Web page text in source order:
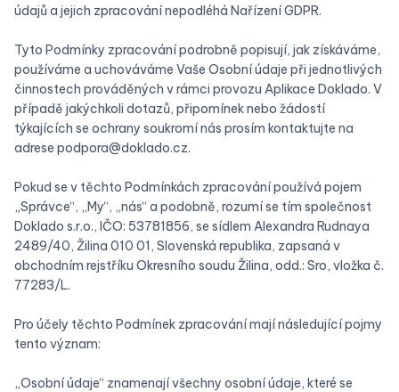
údajů a jejich zpracování nepodléhá Nařízení GDPR.
Tyto Podmínky zpracování podrobně popisují, jak získáváme,
používáme a uchováváme Vaše Osobní údaje při jednotlivých
činnostech prováděných v rámci provozu Aplikace Doklado. V
případě jakýchkoli dotazů, připomínek nebo žádostí
týkajících se ochrany soukromí nás prosím kontaktujte na
adrese podpora@doklado.cz.
Pokud se v těchto Podmínkách zpracování používá pojem
„Správce“, „My“, „nás“ a podobně, rozumí se tím společnost
Doklado s.r.o., IČO: 53781856, se sídlem Alexandra Rudnaya
2489/40, Žilina 010 01, Slovenská republika, zapsaná v
obchodním rejstříku Okresního soudu Žilina, odd.: Sro, vložka č.
77283/L.
Pro účely těchto Podmínek zpracování mají následující pojmy
tento význam:
‍„Osobní údaje“ znamenají všechny osobní údaje, které se